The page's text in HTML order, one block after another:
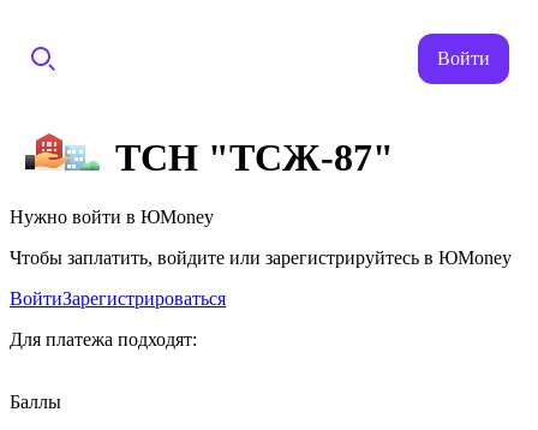
Войти
ТСН "ТСЖ-87"
Нужно войти в ЮMoney
Чтобы заплатить, войдите или зарегистрируйтесь в ЮMoney
ВойтиЗарегистрироваться
Для платежа подходят:
Баллы